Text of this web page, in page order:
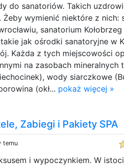
do sanatoriów. Takich
Żeby wymienić niektóre z nich:
sanatorium
jak ośrodki sanatoryjne w
Każda z tych miejscowości
na zasobach mineralnych
wody siarczkowe
(okł... pokaż więcej »
Zabiegi i Pakiety SPA
temu
i wypoczynkiem. W